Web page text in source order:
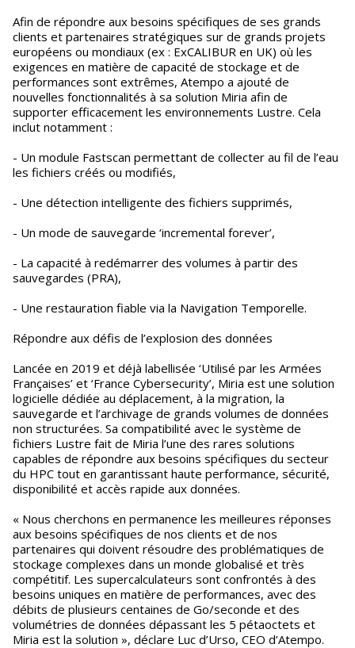
Afin de répondre aux besoins spécifiques de ses grands
clients et partenaires stratégiques sur de grands projets
européens ou mondiaux (ex : ExCALIBUR en UK) où les
exigences en matière de capacité de stockage et de
performances sont extrêmes, Atempo a ajouté de
nouvelles fonctionnalités à sa solution Miria afin de
supporter efficacement les environnements Lustre. Cela
inclut notamment :
- Un module Fastscan permettant de collecter au fil de l’eau
les fichiers créés ou modifiés,
- Une détection intelligente des fichiers supprimés,
- Un mode de sauvegarde ‘incremental forever’,
- La capacité à redémarrer des volumes à partir des
sauvegardes (PRA),
- Une restauration fiable via la Navigation Temporelle.
Répondre aux défis de l’explosion des données
Lancée en 2019 et déjà labellisée ‘Utilisé par les Armées
Françaises’ et ‘France Cybersecurity’, Miria est une solution
logicielle dédiée au déplacement, à la migration, la
sauvegarde et l’archivage de grands volumes de données
non structurées. Sa compatibilité avec le système de
fichiers Lustre fait de Miria l’une des rares solutions
capables de répondre aux besoins spécifiques du secteur
du HPC tout en garantissant haute performance, sécurité,
disponibilité et accès rapide aux données.
« Nous cherchons en permanence les meilleures réponses
aux besoins spécifiques de nos clients et de nos
partenaires qui doivent résoudre des problématiques de
stockage complexes dans un monde globalisé et très
compétitif. Les supercalculateurs sont confrontés à des
besoins uniques en matière de performances, avec des
débits de plusieurs centaines de Go/seconde et des
volumétries de données dépassant les 5 pétaoctets et
Miria est la solution », déclare Luc d’Urso, CEO d’Atempo.